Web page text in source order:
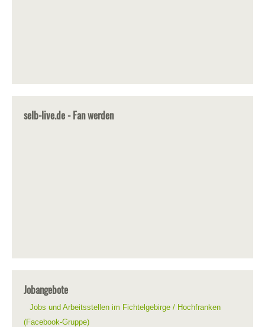
selb-live.de - Fan werden
Jobangebote
Jobs und Arbeitsstellen im Fichtelgebirge / Hochfranken
(Facebook-Gruppe)